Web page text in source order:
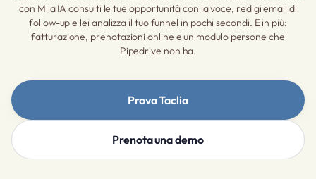
con Mila IA consulti le tue opportunità con la voce, redigi email di
follow-up e lei analizza il tuo funnel in pochi secondi. E in più:
fatturazione, prenotazioni online e un modulo persone che
Pipedrive non ha.
Prova Taclia
Prenota una demo